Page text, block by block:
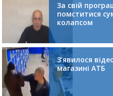
За свій
помститися
колапсом
З’явилося
магазині АТБ